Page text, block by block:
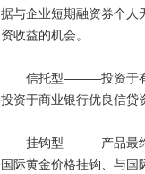
据与企业短期融资券个人
资收益的机会。
信托型———投资于有商
投资于商业银行优良信贷
挂钩型———产品最终收
国际黄金价格挂钩、与国